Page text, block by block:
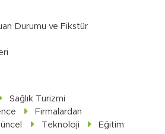
Durumu ve Fikstür
Sağlık Turizmi
Firmalardan
Teknoloji
Eğitim